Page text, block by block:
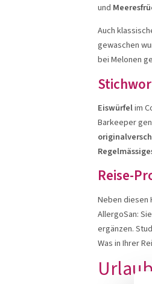
und
Auch
gewaschen
bei Melonen
Eiswürfelim
Barkeeper
Reise-
Neben diesen
AllergoSan:
ergänzen.
Was in Ihrer